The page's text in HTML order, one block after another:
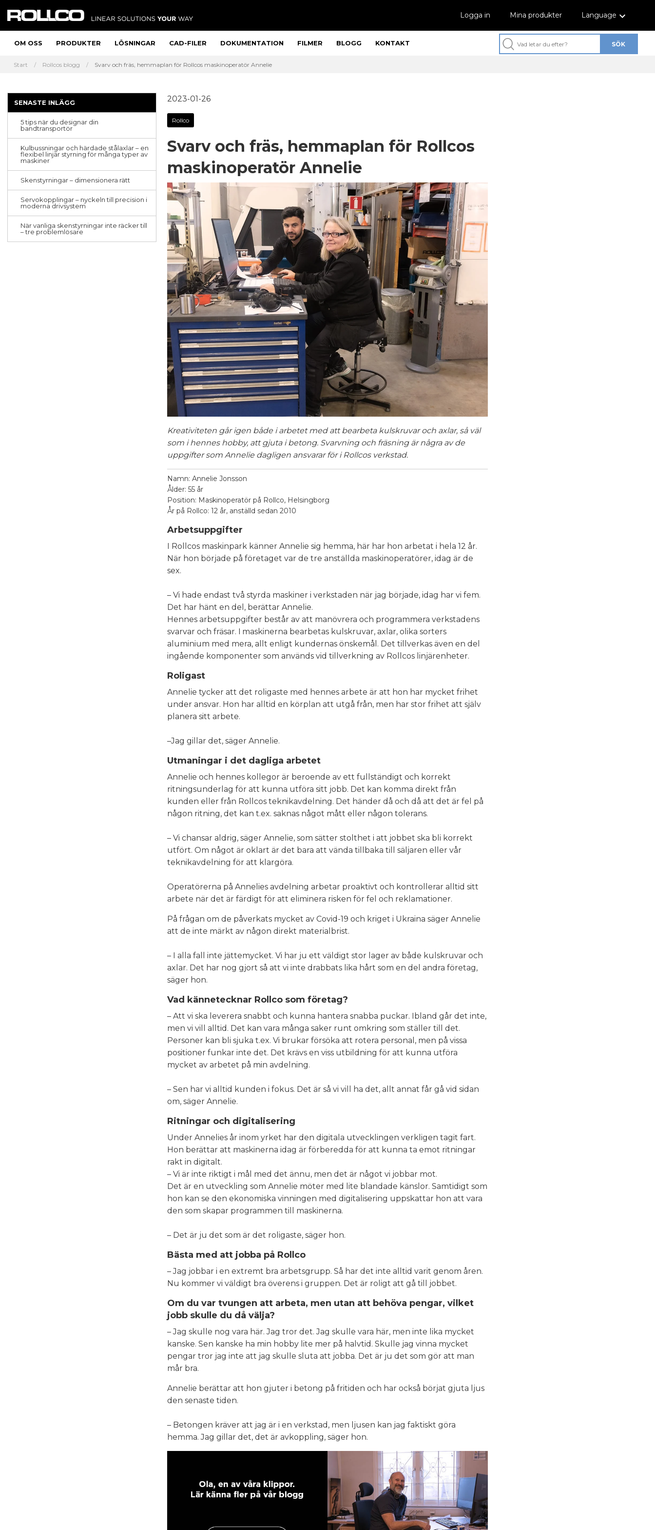
Logga in Mina produkter Language
OM OSS PRODUKTER LÖSNINGAR CAD-FILER DOKUMENTATION FILMER BLOGG KONTAKT
Start Rollcos blogg Svarv och fräs, hemmaplan för Rollcos maskinoperatör Annelie
2023-01-26
Rollco
Svarv och fräs, hemmaplan för Rollcos
maskinoperatör Annelie
Kreativiteten går igen både i arbetet med att bearbeta kulskruvar och axlar, så väl
som i hennes hobby, att gjuta i betong. Svarvning och fräsning är några av de
uppgifter som Annelie dagligen ansvarar för i Rollcos verkstad.
Namn: Annelie Jonsson
Ålder: 55 år
Position: Maskinoperatör på Rollco, Helsingborg
År på Rollco: 12 år, anställd sedan 2010
Arbetsuppgifter
I Rollcos maskinpark känner Annelie sig hemma, här har hon arbetat i hela 12 år.
När hon började på företaget var de tre anställda maskinoperatörer, idag är de
sex.
– Vi hade endast två styrda maskiner i verkstaden när jag började, idag har vi fem.
Det har hänt en del, berättar Annelie.
Hennes arbetsuppgifter består av att manövrera och programmera verkstadens
svarvar och fräsar. I
maskinerna bearbetas kulskruvar, axlar, olika sorters
aluminium med mera, allt enligt kundernas önskemål. Det tillverkas även en del
ingående komponenter som används vid tillverkning av Rollcos linjärenheter.
Roligast
Annelie tycker att det roligaste med hennes arbete är att hon har mycket frihet
under ansvar. Hon har alltid en körplan att utgå från, men har stor frihet att själv
planera sitt arbete.
–Jag gillar det, säger Annelie.
Utmaningar i det dagliga arbetet
Annelie och hennes kollegor är beroende av ett fullständigt och korrekt
ritningsunderlag för att kunna utföra sitt jobb. Det kan komma direkt från
kunden eller från Rollcos teknikavdelning. Det händer då och då att det är fel på
någon ritning, det kan t.ex. saknas något mått eller någon tolerans.
– Vi chansar aldrig, säger Annelie, som sätter stolthet i att jobbet ska bli korrekt
utfört. Om något är oklart är det bara att vända tillbaka till säljaren eller vår
teknikavdelning för att klargöra.
Operatörerna på Annelies avdelning arbetar proaktivt och kontrollerar alltid sitt
arbete när det är färdigt för att eliminera risken för fel och reklamationer.
På frågan om de påverkats mycket av Covid-19 och kriget i Ukraina säger Annelie
att de inte märkt av någon direkt materialbrist.
– I alla fall inte jättemycket. Vi har ju ett väldigt stor lager av både kulskruvar och
axlar. Det har nog gjort så att vi inte drabbats lika hårt som en del andra företag,
säger hon.
Vad kännetecknar Rollco som företag?
– Att vi ska leverera snabbt och kunna hantera snabba puckar. Ibland går det inte,
men vi vill alltid. Det kan vara många saker runt omkring som ställer till det.
Personer kan bli sjuka t.ex. Vi brukar försöka att rotera personal, men på vissa
positioner funkar inte det. Det krävs en viss utbildning för att kunna utföra
mycket av arbetet på min avdelning.
– Sen har vi alltid kunden i fokus. Det är så vi vill ha det, allt annat får gå vid sidan
om, säger Annelie.
Ritningar och digitalisering
Under Annelies år inom yrket har den digitala utvecklingen verkligen tagit fart.
Hon berättar att maskinerna idag är förberedda för att kunna ta emot ritningar
rakt in digitalt.
– Vi är inte riktigt i mål med det ännu, men det är något vi jobbar mot.
Det är en utveckling som Annelie möter med lite blandade känslor. Samtidigt som
hon kan se den ekonomiska vinningen med digitalisering uppskattar hon att vara
den som skapar programmen till maskinerna.
– Det är ju det som är det roligaste, säger hon.
Bästa med att jobba på Rollco
– Jag jobbar i en extremt bra arbetsgrupp. Så har det inte alltid varit genom åren.
Nu kommer vi väldigt bra överens i gruppen. Det är roligt att gå till jobbet.
Om du var tvungen att arbeta, men utan att behöva pengar, vilket
jobb skulle du då välja?
– Jag skulle nog vara här. Jag tror det. Jag skulle vara här, men inte lika mycket
kanske. Sen kanske ha min hobby lite mer på halvtid. Skulle jag vinna mycket
pengar tror jag inte att jag skulle sluta att jobba. Det är ju det som gör att man
mår bra.
Annelie berättar att hon gjuter i betong på fritiden och har också börjat gjuta ljus
den senaste tiden.
– Betongen kräver att jag är i en verkstad, men ljusen kan jag faktiskt göra
hemma. Jag gillar det, det är avkoppling, säger hon.
SENASTE INLÄGG
5 tips när du designar din
bandtransportör
Kulbussningar och härdade stålaxlar – en
flexibel linjär styrning för många typer av
maskiner
Skenstyrningar – dimensionera rätt
Servokopplingar – nyckeln till precision i
moderna drivsystem
När vanliga skenstyrningar inte räcker till
– tre problemlösare